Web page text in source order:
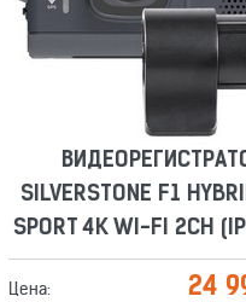
Отложить
ВИДЕОРЕГИСТРАТОР
SILVERSTONE F1
SPORT 4K WI-FI 2CH (IP-
Цена: 24